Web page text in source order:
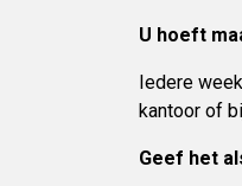
U hoeft
Iedere
kantoor of
Geef het